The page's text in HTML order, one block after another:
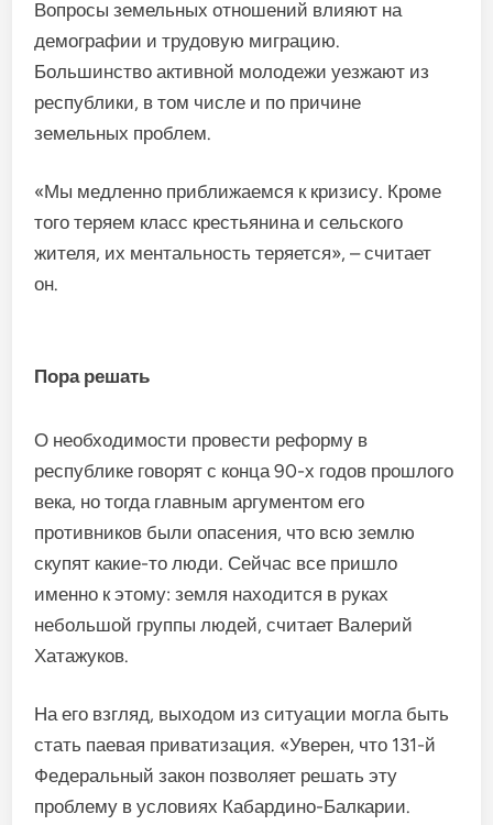
Вопросы земельных отношений влияют на
демографии и трудовую миграцию.
Большинство активной молодежи уезжают из
республики, в том числе и по причине
земельных проблем.
«Мы медленно приближаемся к кризису. Кроме
того теряем класс крестьянина и сельского
жителя, их ментальность теряется», – считает
он.
Пора решать
О необходимости провести реформу в
республике говорят с конца 90-х годов прошлого
века, но тогда главным аргументом его
противников были опасения, что всю землю
скупят какие-то люди. Сейчас все пришло
именно к этому: земля находится в руках
небольшой группы людей, считает Валерий
Хатажуков.
На его взгляд, выходом из ситуации могла быть
стать паевая приватизация. «Уверен, что 131-й
Федеральный закон позволяет решать эту
проблему в условиях Кабардино-Балкарии.